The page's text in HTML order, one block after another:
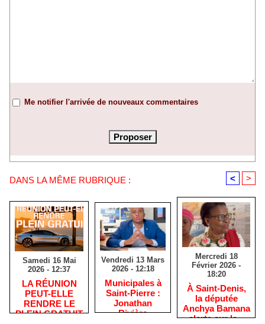
Me notifier l'arrivée de nouveaux commentaires
DANS LA MÊME RUBRIQUE : < >
Samedi 16 Mai
2026 - 12:37
​LA RÉUNION
PEUT-ELLE
RENDRE LE
PLEIN GRATUIT
Vendredi 13 Mars
2026 - 12:18
​Municipales à
Saint-Pierre :
Jonathan
Rivière
Mercredi 18
Février 2026 -
18:20
​À Saint-Denis,
la députée
Anchya Bamana
alerte sur la «